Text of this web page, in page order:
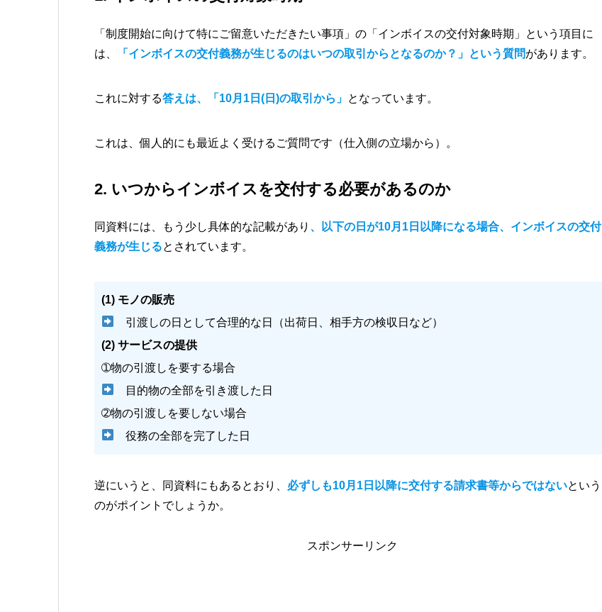
「制度開始に向けて特にご留意いただきたい事項」の「インボイスの交付対象時期」という項目に
は、
「インボイスの交付義務が生じるのはいつの取引からとなるのか？」という質問があります。
これに対する答えは、「10月1日(日)の取引から」 となっています。
これは、個人的にも最近よく受けるご質問です（仕入側の立場から）。
2. いつからインボイスを交付する必要があるのか
同資料には、もう少し具体的な記載があり 、以下の日が10月1日以降になる場合、インボイスの交付
義務が生じるとされています。
(1) モノの販売
引渡しの日として合理的な日（出荷日、相手方の検収日など）
(2) サービスの提供
➀物の引渡しを要する場合
目的物の全部を引き渡した日
➁物の引渡しを要しない場合
役務の全部を完了した日
逆にいうと、同資料にもあるとおり、 必ずしも10月1日以降に交付する請求書等からではないという
のがポイントでしょうか。
スポンサーリンク